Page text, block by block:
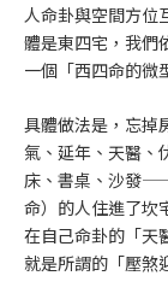
人命卦與空間方位
體是東四宅，我們
一個「西四命的微
具體做法是，忘掉
氣、延年、天醫
床、書桌、沙發
命）的人住進了坎
在自己命卦的「天
就是所謂的「壓煞